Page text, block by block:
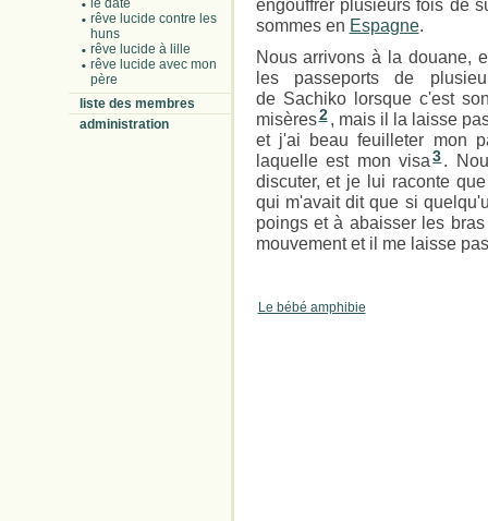
le date
rêve lucide contre les
huns
rêve lucide à lille
rêve lucide avec mon
père
liste des membres
administration
engouffrer plusieurs fois de
sommes en Espagne.
Nous arrivons à la douane,
les passeports de
de Sachiko lorsque c'est
misères2 , mais il la laisse
et j'ai beau feuilleter mon
laquelle est mon visa 3 .
discuter, et je lui raconte
qui m'avait dit que si
poings et à abaisser les
mouvement et il me laisse
Le bébé amphibie